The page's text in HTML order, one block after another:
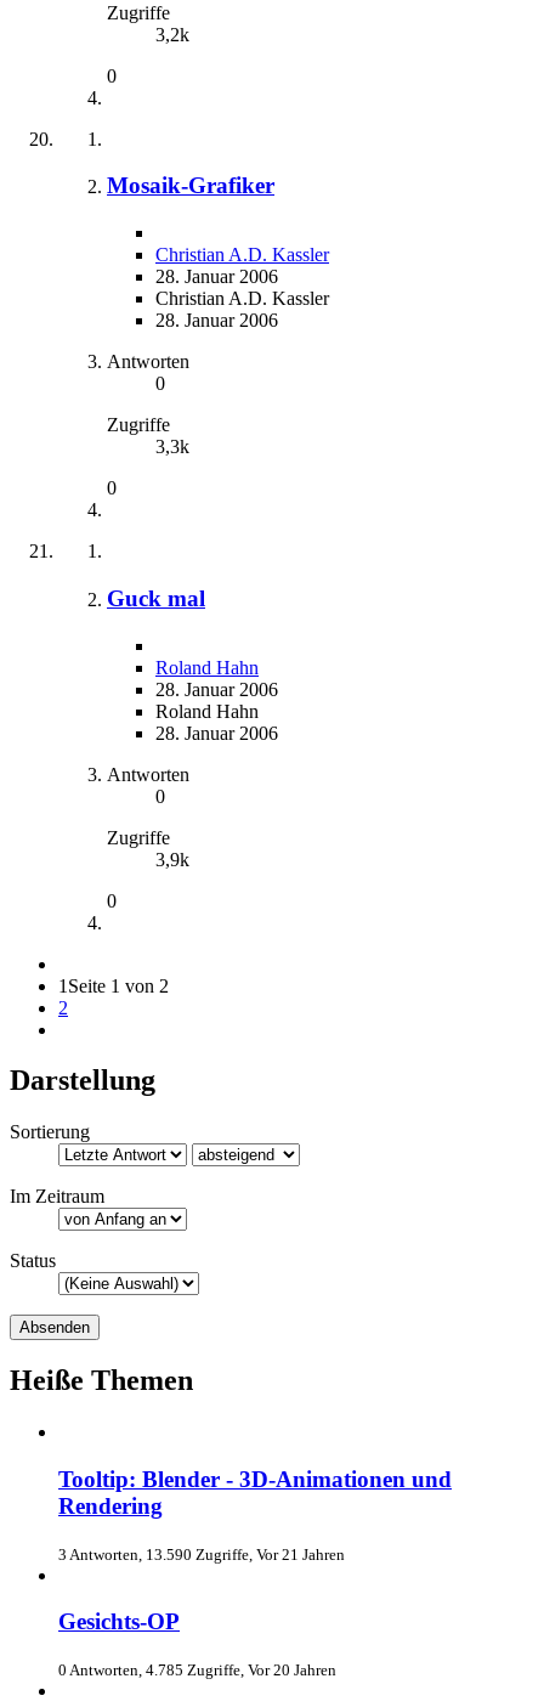
Zugriffe
3,2k
0
Mosaik-Grafiker
Christian A.D. Kassler
28. Januar 2006
Christian A.D. Kassler
28. Januar 2006
Antworten
0
Zugriffe
3,3k
0
Guck mal
Roland Hahn
28. Januar 2006
Roland Hahn
28. Januar 2006
Antworten
0
Zugriffe
3,9k
0
1 Seite 1 von 2
2
Darstellung
Sortierung
Im Zeitraum
Status
Heiße Themen
Tooltip: Blender - 3D-Animationen und
Rendering
3 Antworten, 13.590 Zugriffe, Vor 21 Jahren
Gesichts-OP
0 Antworten, 4.785 Zugriffe, Vor 20 Jahren